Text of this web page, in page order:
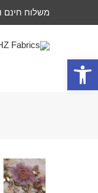
פתח סרגל נגישות
משלוח חינם